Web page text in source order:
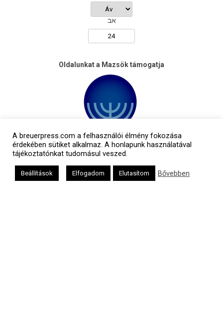
אב
Oldalunkat a Mazsök támogatja
A breuerpress.com a felhasználói élmény fokozása
érdekében sütiket alkalmaz. A honlapunk használatával
tájékoztatónkat tudomásul veszed.
Beállítások Elfogadom Elutasítom Bővebben